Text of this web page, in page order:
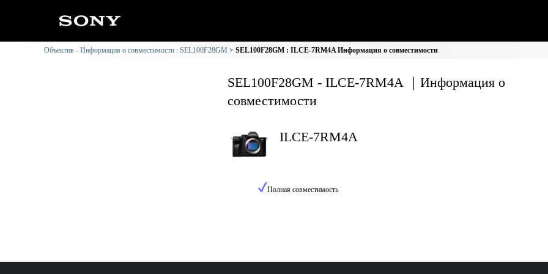
Объектив - Информация о совместимости : SEL100F28GM SEL100F28GM : ILCE-7RM4A Информация о совместимости
SEL100F28GM - ILCE-7RM4A ｜Информация о
совместимости
ILCE-7RM4A
Полная совместимость